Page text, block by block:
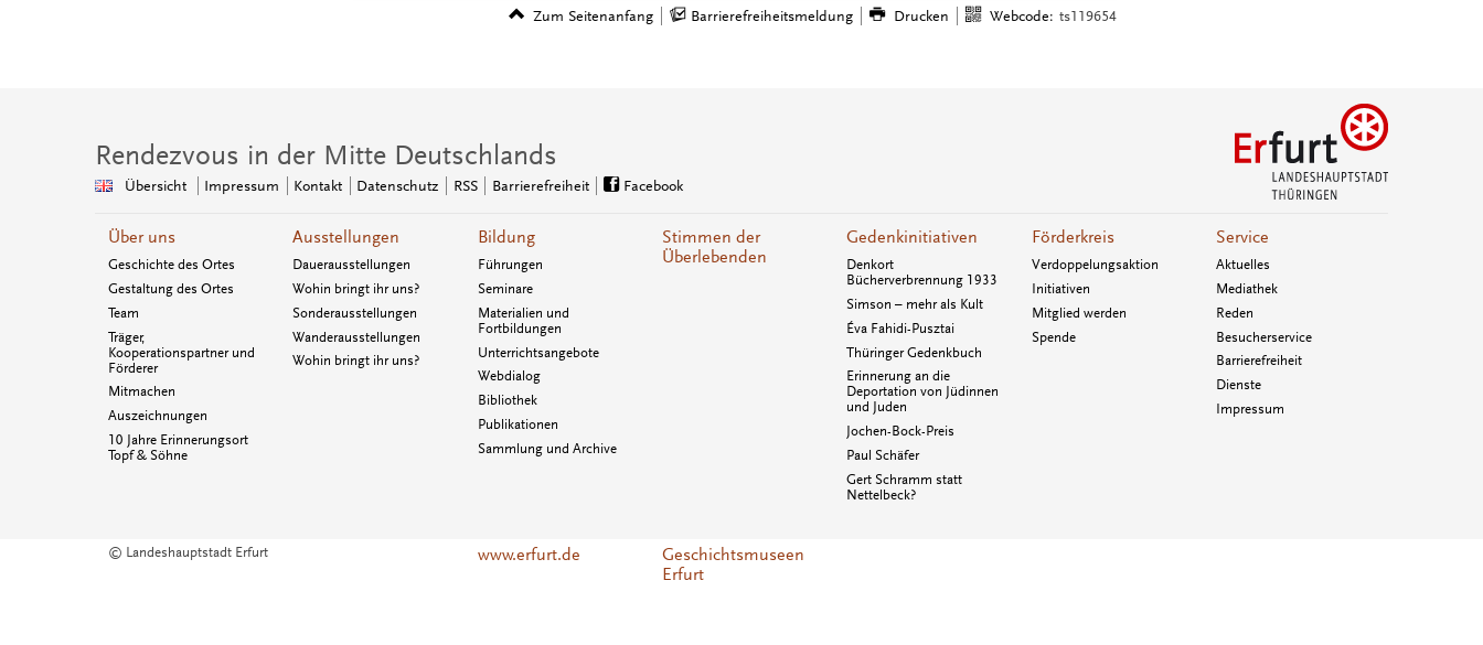
Zum Seitenanfang Barrierefreiheitsmeldung Drucken Webcode: ts119654
Rendezvous in der Mitte Deutschlands
Übersicht Impressum Kontakt Datenschutz RSS Barrierefreiheit Facebook
Über uns
Geschichte des Ortes
Gestaltung des Ortes
Team
Träger,
Kooperationspartner und
Förderer
Mitmachen
Auszeichnungen
10 Jahre Erinnerungsort
Topf & Söhne
Ausstellungen
Dauerausstellungen
Wohin bringt ihr uns?
Sonderausstellungen
Wanderausstellungen
Wohin bringt ihr uns?
Bildung
Führungen
Seminare
Materialien und
Fortbildungen
Unterrichtsangebote
Webdialog
Bibliothek
Publikationen
Sammlung und Archive
Stimmen der
Überlebenden
Gedenkinitiativen
Denkort
Bücherverbrennung 1933
Simson – mehr als Kult
Éva Fahidi-Pusztai
Thüringer Gedenkbuch
Erinnerung an die
Deportation von Jüdinnen
und Juden
Jochen-Bock-Preis
Paul Schäfer
Gert Schramm statt
Nettelbeck?
Förderkreis
Verdoppelungsaktion
Initiativen
Mitglied werden
Spende
Service
Aktuelles
Mediathek
Reden
Besucherservice
Barrierefreiheit
Dienste
Impressum
© Landeshauptstadt Erfurt www.erfurt.de
Geschichtsmuseen
Erfurt